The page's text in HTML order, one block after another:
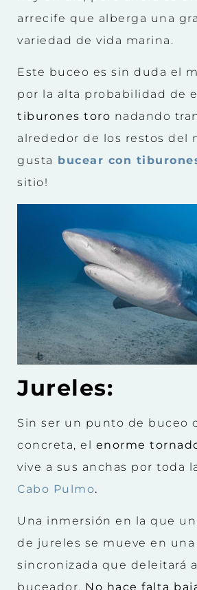
arrecife que alberga una
variedad de vida marina.
Este buceo es sin duda el
por la alta probabilidad de
tiburones toro nadando
alrededor de los restos del
gusta
bucear con
sitio!
Jureles:
Sin ser un punto de buceo
concreta, el enorme
vive a sus anchas por toda
Cabo Pulmo.
Una inmersión en la que
de jureles se mueve en
sincronizada que deleitará
buceador. No hace falta